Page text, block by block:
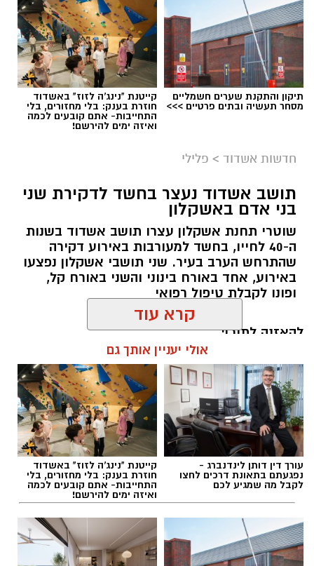
תגים:אסותא אשדוד, לידה ברכב
הציבורי אסותא אשדוד: שלומית מגזניק, קלינאית
תקשורת בת 29 ותושבת באר גנים, ילדה את בתה
הבכורה, ליבי, במושב האחורי של הרכב בזמן
הנסיעה לבית החולים.
יומיים קודם לכן הגיעה שלומית, שהייתה בשבוע
ה־40 להריונה, לביקורת שגרתית. במהלך הלילה
החלה לחוש צירים, אך ככל הנראה לא הבינה כי
היא כבר נמצאת בלידה פעילה. בבוקר יצאו היא
ובעלה דן לכיוון בית החולים.
תיקון והתקנת שערים חשמליים
מסחר תעשיה ובתים פרטיים >>>
קייטנת "נינג'ה לזוז" באשדוד
חוזרת בענק: בלי מחזורים, בלי
התחייבות- אתם קובעים לכמה
ואיזה ימים להירשם!
חדשות אשדוד > פלילי
תושב אשדוד נעצר בחשד לדקירת שני
בני אדם באשקלון
שוטרי תחנת אשקלון עצרו תושב אשדוד בשנות
ה-40 לחייו, בחשד למעורבות באירוע דקירה
שהתרחש הערב בעיר. שני תושבי אשקלון נפצעו
באירוע, אחד באורח בינוני והשני באורח קל,
ופונו לקבלת טיפול רפואי
להאזנה לתוכן:
עופר אשטוקר / 21:12 09.08.26
דקירות באשקלון, מעצר תושב אשדוד
קרא עוד
אולי יעניין אותך גם
עורך דין דותן לינדנברג -
נפגעתם בתאונת דרכים לחצו
קייטנת "נינג'ה לזוז" באשדוד
חוזרת בענק: בלי מחזורים, בלי
ואיזה ימים להירשם!